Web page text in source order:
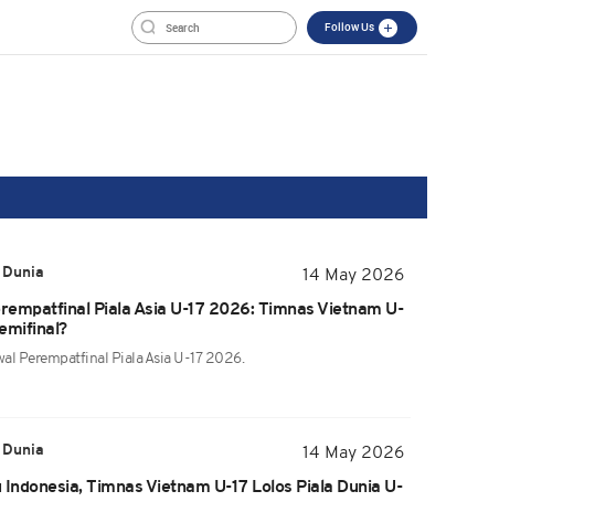
Follow Us
14 May 2026
Piala Asia U-17 2026: Timnas Vietnam U-
Perempatfinal Piala Asia U-17 2026.
14 May 2026
Indonesia, Timnas Vietnam U-17 Lolos Piala Dunia U-